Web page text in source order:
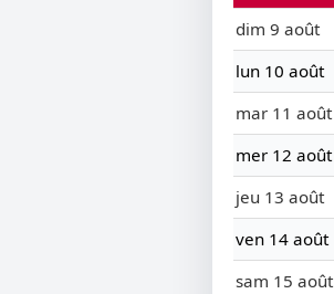
dim 9 août
lun 10 août
mar 11 août
mer 12 août
jeu 13 août
ven 14 août
sam 15 août